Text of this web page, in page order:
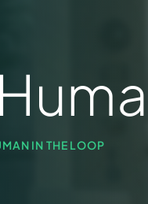
IN THE LOOP